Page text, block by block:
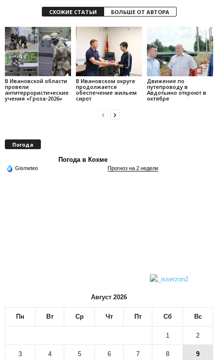
СХОЖИЕ СТАТЬИ БОЛЬШЕ ОТ АВТОРА
В Ивановской области
провели
антитеррористические
учения «Гроза-2026»
В Ивановском округе
продолжается
обеспечение жильем
сирот
Движение по
путепроводу в
Авдотьино откроют в
октябре
Погода
Погода в Кохме
Gismeteo Прогноз на 2 недели
Август 2026
Пн Вт Ср Чт Пт Сб Вс
1 2
3 4 5 6 7 8 9